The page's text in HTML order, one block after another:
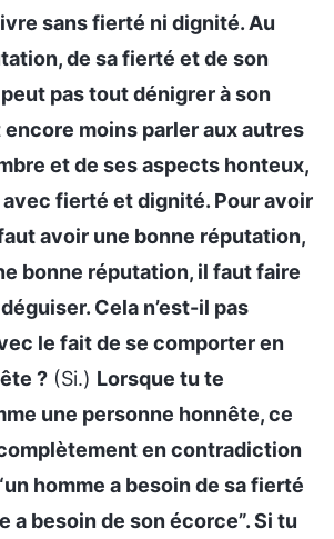
sans fierté ni dignité. Au
de sa fierté et de son
pas tout dénigrer à son
moins parler aux autres
et de ses aspects honteux,
fierté et dignité. Pour avoir
avoir une bonne réputation,
bonne réputation, il faut faire
Cela n’est-il pas
le fait de se comporter en
? (Si.) Lorsque tu te
une personne honnête, ce
en contradiction
homme a besoin de sa fierté
a besoin de son écorce”. Si tu